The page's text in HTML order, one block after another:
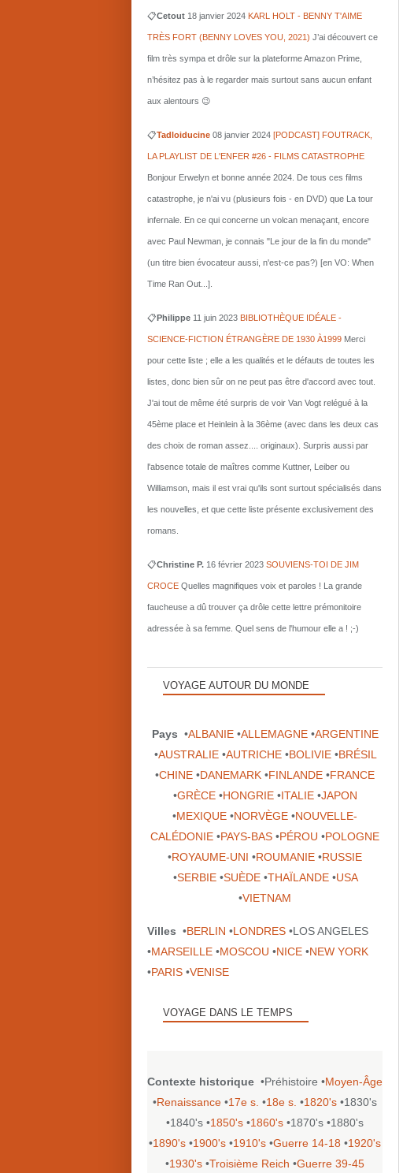
📋Cetout 18 janvier 2024 KARL HOLT - BENNY T'AIME
TRÈS FORT (BENNY LOVES YOU, 2021) J’ai découvert ce
film très sympa et drôle sur la plateforme Amazon Prime,
n’hésitez pas à le regarder mais surtout sans aucun enfant
aux alentours 😉
📋Tadloiducine 08 janvier 2024 [PODCAST] FOUTRACK,
LA PLAYLIST DE L'ENFER #26 - FILMS CATASTROPHE
Bonjour Erwelyn et bonne année 2024. De tous ces films
catastrophe, je n'ai vu (plusieurs fois - en DVD) que La tour
infernale. En ce qui concerne un volcan menaçant, encore
avec Paul Newman, je connais "Le jour de la fin du monde"
(un titre bien évocateur aussi, n'est-ce pas?) [en VO: When
Time Ran Out...].
📋Philippe 11 juin 2023 BIBLIOTHÈQUE IDÉALE -
SCIENCE-FICTION ÉTRANGÈRE DE 1930 À1999 Merci
pour cette liste ; elle a les qualités et le défauts de toutes les
listes, donc bien sûr on ne peut pas être d'accord avec tout.
J'ai tout de même été surpris de voir Van Vogt relégué à la
45ème place et Heinlein à la 36ème (avec dans les deux cas
des choix de roman assez.... originaux). Surpris aussi par
l'absence totale de maîtres comme Kuttner, Leiber ou
Williamson, mais il est vrai qu'ils sont surtout spécialisés dans
les nouvelles, et que cette liste présente exclusivement des
romans.
📋Christine P. 16 février 2023 SOUVIENS-TOI DE JIM
CROCE Quelles magnifiques voix et paroles ! La grande
faucheuse a dû trouver ça drôle cette lettre prémonitoire
adressée à sa femme. Quel sens de l'humour elle a ! ;-)
VOYAGE AUTOUR DU MONDE
Pays •ALBANIE•ALLEMAGNE•ARGENTINE
•AUSTRALIE•AUTRICHE•BOLIVIE•BRÉSIL
•CHINE •DANEMARK •FINLANDE •FRANCE
•GRÈCE•HONGRIE•ITALIE•JAPON
•MEXIQUE •NORVÈGE •NOUVELLE-
CALÉDONIE •PAYS-BAS •PÉROU •POLOGNE
•ROYAUME-UNI •ROUMANIE •RUSSIE
•SERBIE•SUÈDE•THAÏLANDE•USA
•VIETNAM
Villes •BERLIN •LONDRES •LOS ANGELES
•MARSEILLE •MOSCOU •NICE •NEW YORK
•PARIS •VENISE
VOYAGE DANS LE TEMPS
Contexte historique •Préhistoire •Moyen-Âge
•Renaissance •17e s. •18e s. •1820's •1830's
•1840's •1850's •1860's •1870's •1880's
•1890's •1900's •1910's •Guerre 14-18 •1920's
•1930's •Troisième Reich •Guerre 39-45